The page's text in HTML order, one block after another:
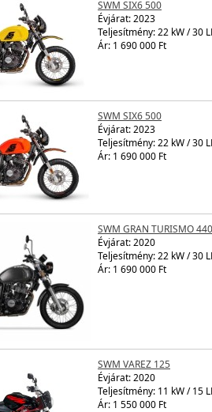
SWM SIX6 500
Évjárat:2023
Teljesítmény: 22 kW / 30
Ár: 1 690 000 Ft
SWM SIX6 500
Évjárat:2023
Teljesítmény: 22 kW / 30
Ár: 1 690 000 Ft
SWM GRAN TURISMO 440
Évjárat:2020
Teljesítmény: 22 kW / 30
Ár: 1 690 000 Ft
SWM VAREZ 125
Évjárat:2020
Teljesítmény: 11 kW / 15
Ár: 1 550 000 Ft